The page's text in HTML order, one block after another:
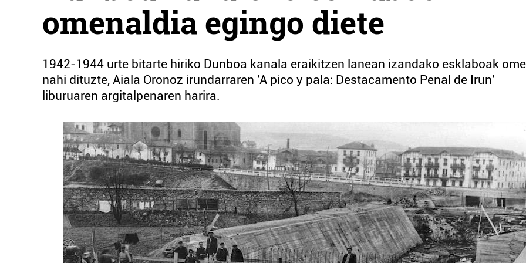
omenaldia egingo diete
1942-1944 urte bitarte hiriko Dunboa kanala eraikitzen lanean izandako esklaboak
nahi dituzte, Aiala Oronoz irundarraren 'A pico y pala: Destacamento Penal de Irun'
liburuaren argitalpenaren harira.